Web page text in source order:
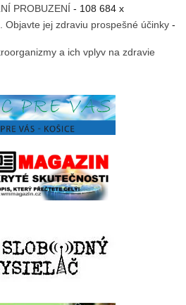
PROBUZENÍ - 108 684 x
Objavte jej zdraviu prospešné účinky -
a ich vplyv na zdravie